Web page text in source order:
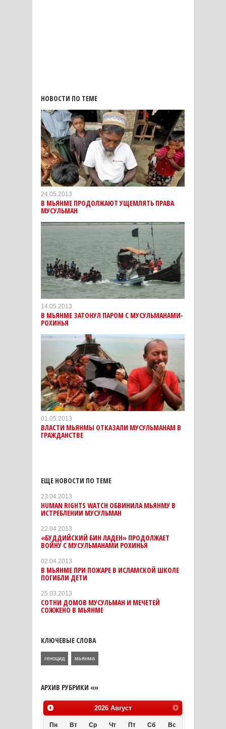
НОВОСТИ ПО ТЕМЕ
24.05.2013
В МЬЯНМЕ ПРОДОЛЖАЮТ УЩЕМЛЯТЬ ПРАВА
МУСУЛЬМАН
14.05.2013
В МЬЯНМЕ ЗАТОНУЛ ПАРОМ С МУСУЛЬМАНАМИ-
РОХИНЬЯ
01.05.2013
ВЛАСТИ МЬЯНМЫ ОТКАЗАЛИ МУСУЛЬМАНАМ В
ГРАЖДАНСТВЕ
ЕЩЕ НОВОСТИ ПО ТЕМЕ
23.04.2013
HUMAN RIGHTS WATCH ОБВИНИЛА МЬЯНМУ В
ИСТРЕБЛЕНИИ МУСУЛЬМАН
22.04.2013
«БУДДИЙСКИЙ БИН ЛАДЕН» ПРОДОЛЖАЕТ
ВОЙНУ С МУСУЛЬМАНАМИ РОХИНЬЯ
02.04.2013
В МЬЯНМЕ ПРИ ПОЖАРЕ В ИСЛАМСКОЙ ШКОЛЕ
ПОГИБЛИ ДЕТИ
25.03.2013
СОТНИ ДОМОВ МУСУЛЬМАН И МЕЧЕТЕЙ
СОЖЖЕНО В МЬЯНМЕ
КЛЮЧЕВЫЕ СЛОВА
геноцид мьянма
АРХИВ РУБРИКИ «»
2026 Август
Пн Вт Ср Чт Пт Сб Вс